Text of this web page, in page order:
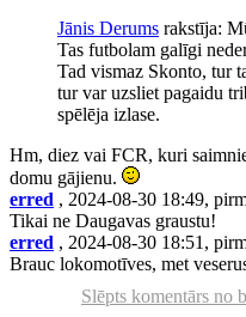
Jānis Derums rakstīja:
Tas futbolam galīgi
Tad vismaz Skonto, tur
tur var uzsliet pagaidu
spēlēja izlase.
Hm, diez vai FCR, kuri
domu gājienu.
erred , 2024-08-30 18:49,
Tikai ne Daugavas graustu!
erred , 2024-08-30 18:51,
Brauc lokomotīves, met
Slēpts komentārs no